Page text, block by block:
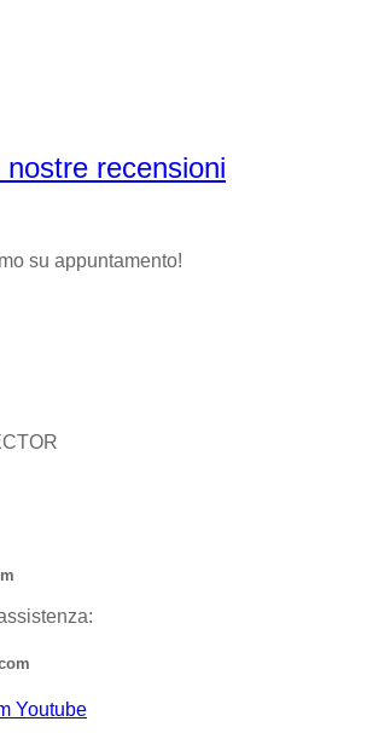
recensioni
su appuntamento!
Youtube